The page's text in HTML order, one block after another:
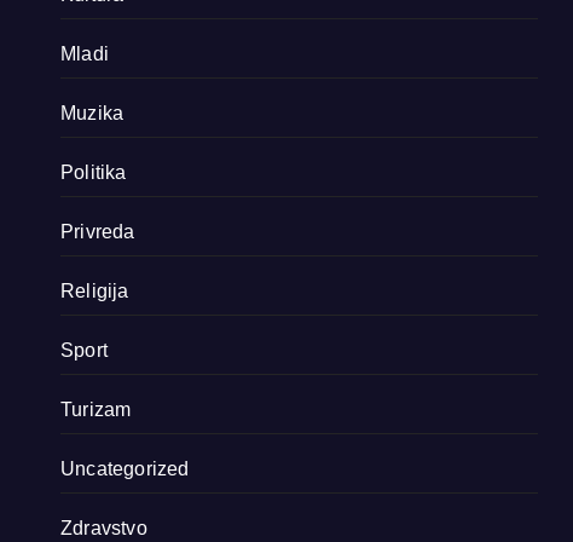
Mladi
Muzika
Politika
Privreda
Religija
Sport
Turizam
Uncategorized
Zdravstvo